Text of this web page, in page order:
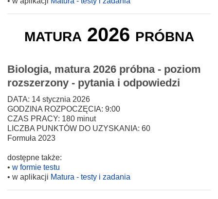
matura 2026 próbna
Biologia, matura 2026 próbna - poziom
rozszerzony - pytania i odpowiedzi
DATA: 14 stycznia 2026
GODZINA ROZPOCZĘCIA: 9:00
CZAS PRACY: 180 minut
LICZBA PUNKTÓW DO UZYSKANIA: 60
Formuła 2023
dostępne także:
• w formie testu
• w aplikacji Matura - testy i zadania